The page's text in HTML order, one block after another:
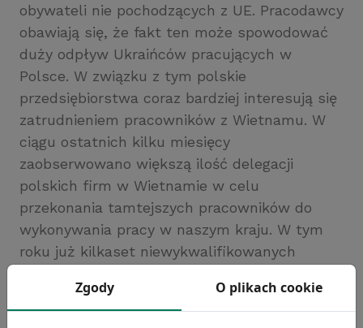
obywateli nie pochodzących z UE. Pracodawcy
obawiają się, że fakt ten może spowodować
duży odpływ Ukraińców pracujących w
Polsce. W związku z tym polskie
przedsiębiorstwa coraz bardziej interesują się
zatrudnieniem pracowników z Wietnamu. W
ciągu ostatnich kilku miesięcy
zaobserwowano większą ilość delegacji
polskich firm w Wietnamie w celu
przekonania tamtejszych pracowników do
wykonywania pracy w naszym kraju. W tym
roku już kilkaset niewykwalifikowanych
montowniach i budownictwie.
Źródło: https://businessinsider.com.pl/
Zgody O plikach cookie